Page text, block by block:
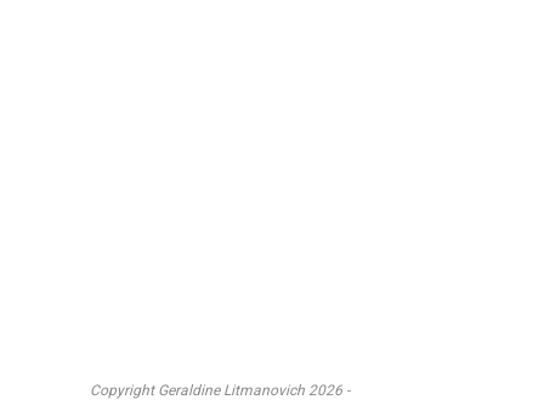
Copyright Geraldine Litmanovich 2026 -